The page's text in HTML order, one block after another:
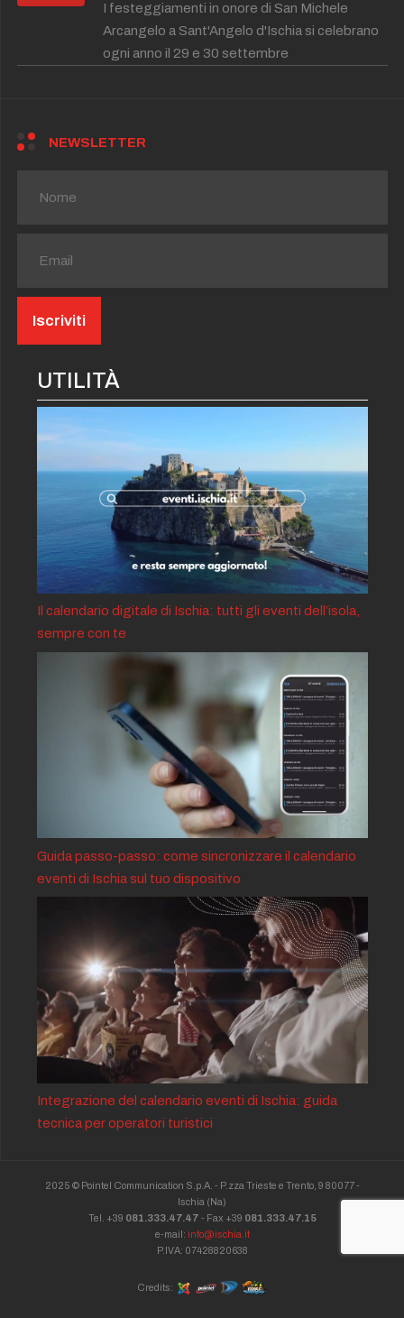
I festeggiamenti in onore di San Michele
Arcangelo a Sant'Angelo d'Ischia si celebrano
ogni anno il 29 e 30 settembre
NEWSLETTER
UTILITÀ
Il calendario digitale di Ischia: tutti gli eventi dell’isola,
sempre con te
Guida passo-passo: come sincronizzare il calendario
eventi di Ischia sul tuo dispositivo
Integrazione del calendario eventi di Ischia: guida
tecnica per operatori turistici
2025 © Pointel Communication S.p.A. - P.zza Trieste e Trento, 9 80077 -
Ischia (Na)
Tel. +39 081.333.47.47 - Fax +39 081.333.47.15
e-mail: info@ischia.it
P.IVA: 07428820638
Credits: